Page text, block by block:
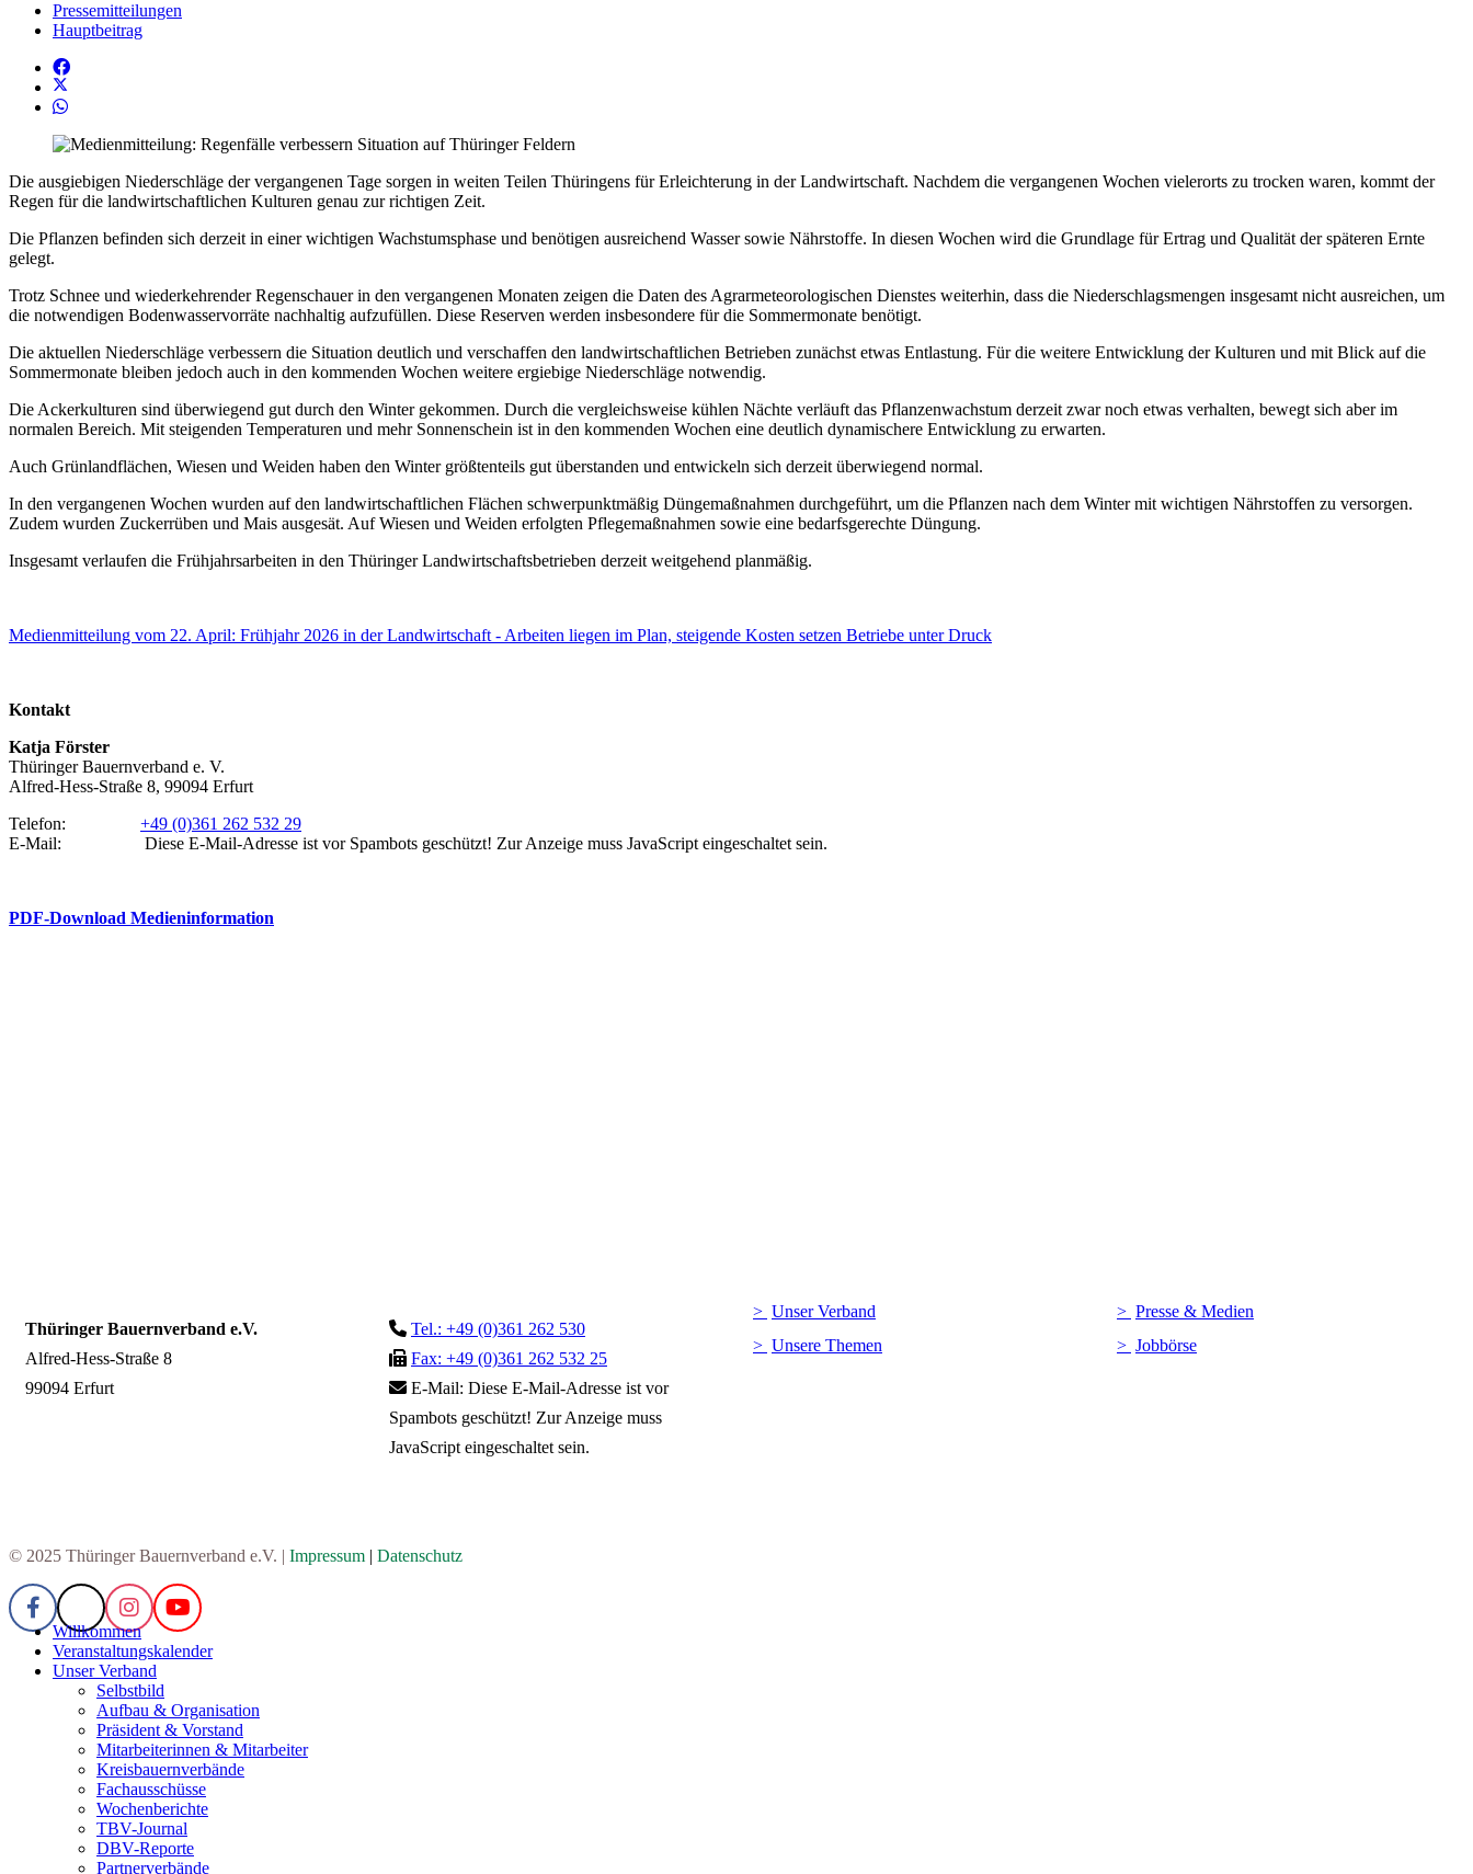
Pressemitteilungen
Hauptbeitrag
Die ausgiebigen Niederschläge der vergangenen Tage sorgen in weiten Teilen Thüringens für Erleichterung in der Landwirtschaft. Nachdem die vergangenen Wochen vielerorts zu trocken waren, kommt der
Regen für die landwirtschaftlichen Kulturen genau zur richtigen Zeit.
Die Pflanzen befinden sich derzeit in einer wichtigen Wachstumsphase und benötigen ausreichend Wasser sowie Nährstoffe. In diesen Wochen wird die Grundlage für Ertrag und Qualität der späteren Ernte
gelegt.
Trotz Schnee und wiederkehrender Regenschauer in den vergangenen Monaten zeigen die Daten des Agrarmeteorologischen Dienstes weiterhin, dass die Niederschlagsmengen insgesamt nicht ausreichen, um
die notwendigen Bodenwasservorräte nachhaltig aufzufüllen. Diese Reserven werden insbesondere für die Sommermonate benötigt.
Die aktuellen Niederschläge verbessern die Situation deutlich und verschaffen den landwirtschaftlichen Betrieben zunächst etwas Entlastung. Für die weitere Entwicklung der Kulturen und mit Blick auf die
Sommermonate bleiben jedoch auch in den kommenden Wochen weitere ergiebige Niederschläge notwendig.
Die Ackerkulturen sind überwiegend gut durch den Winter gekommen. Durch die vergleichsweise kühlen Nächte verläuft das Pflanzenwachstum derzeit zwar noch etwas verhalten, bewegt sich aber im
normalen Bereich. Mit steigenden Temperaturen und mehr Sonnenschein ist in den kommenden Wochen eine deutlich dynamischere Entwicklung zu erwarten.
Auch Grünlandflächen, Wiesen und Weiden haben den Winter größtenteils gut überstanden und entwickeln sich derzeit überwiegend normal.
In den vergangenen Wochen wurden auf den landwirtschaftlichen Flächen schwerpunktmäßig Düngemaßnahmen durchgeführt, um die Pflanzen nach dem Winter mit wichtigen Nährstoffen zu versorgen.
Zudem wurden Zuckerrüben und Mais ausgesät. Auf Wiesen und Weiden erfolgten Pflegemaßnahmen sowie eine bedarfsgerechte Düngung.
Insgesamt verlaufen die Frühjahrsarbeiten in den Thüringer Landwirtschaftsbetrieben derzeit weitgehend planmäßig.
Medienmitteilung vom 22. April: Frühjahr 2026 in der Landwirtschaft - Arbeiten liegen im Plan, steigende Kosten setzen Betriebe unter Druck
Kontakt
Katja Förster
Thüringer Bauernverband e. V.
Alfred-Hess-Straße 8, 99094 Erfurt
Telefon: +49 (0)361 262 532 29
E-Mail: Diese E-Mail-Adresse ist vor Spambots geschützt! Zur Anzeige muss JavaScript eingeschaltet sein.
PDF-Download Medieninformation
Thüringer Bauernverband e.V.
Alfred-Hess-Straße 8
99094 Erfurt
Tel.: +49 (0)361 262 530
Fax: +49 (0)361 262 532 25
E-Mail: Diese E-Mail-Adresse ist vor
Spambots geschützt! Zur Anzeige muss
JavaScript eingeschaltet sein.
Unser Verband
Unsere Themen
Presse & Medien
Jobbörse
© 2025 Thüringer Bauernverband e.V. | Impressum | Datenschutz
Willkommen
Veranstaltungskalender
Unser Verband
Selbstbild
Aufbau & Organisation
Präsident & Vorstand
Mitarbeiterinnen & Mitarbeiter
Kreisbauernverbände
Fachausschüsse
Wochenberichte
TBV-Journal
DBV-Reporte
Partnerverbände